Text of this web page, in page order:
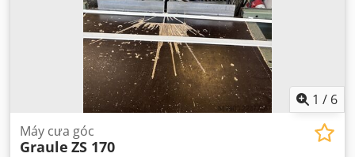
1 / 6
Máy cưa góc
Graule ZS 170